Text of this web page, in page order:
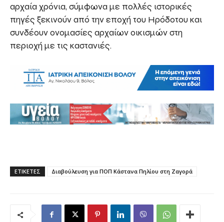
αρχαία χρόνια, σύμφωνα με πολλές ιστορικές
πηγές ξεκινούν από την εποχή του Ηρόδοτου και
συνδέουν ονομασίες αρχαίων οικισμών στη
περιοχή με τις καστανιές.
ΕΤΙΚΕΤΕΣ Διαβούλευση για ΠΟΠ Κάστανα Πηλίου στη Ζαγορά